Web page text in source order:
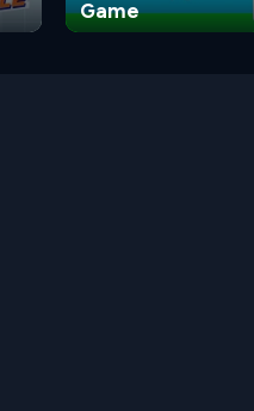
Game